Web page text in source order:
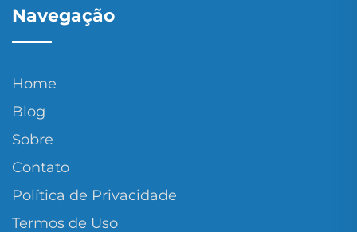
Navegação
Home
Blog
Sobre
Contato
Política de Privacidade
Termos de Uso